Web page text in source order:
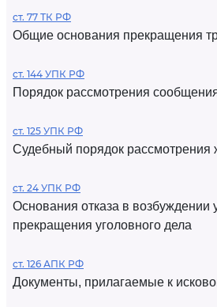
ст. 77 ТК РФ
Общие основания прекращения
ст. 144 УПК РФ
Порядок рассмотрения
ст. 125 УПК РФ
Судебный порядок рассмотрения
ст. 24 УПК РФ
Основания отказа в возбуждении
прекращения уголовного дела
ст. 126 АПК РФ
Документы, прилагаемые к